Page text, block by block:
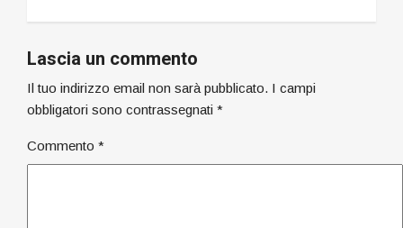
Lascia un commento
Il tuo indirizzo email non sarà pubblicato. I campi
obbligatori sono contrassegnati *
Commento *